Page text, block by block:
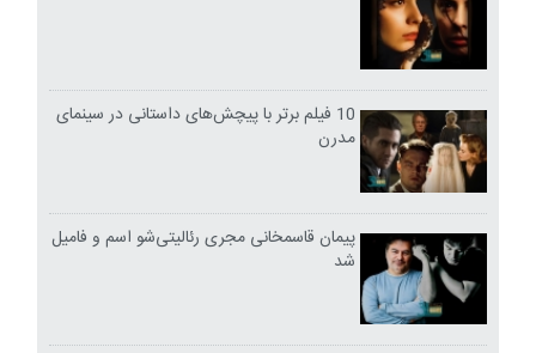
10 فیلم برتر با پیچش‌های داستانی در سینمای
مدرن
پیمان قاسمخانی مجری رئالیتی‌شو اسم و فامیل
شد